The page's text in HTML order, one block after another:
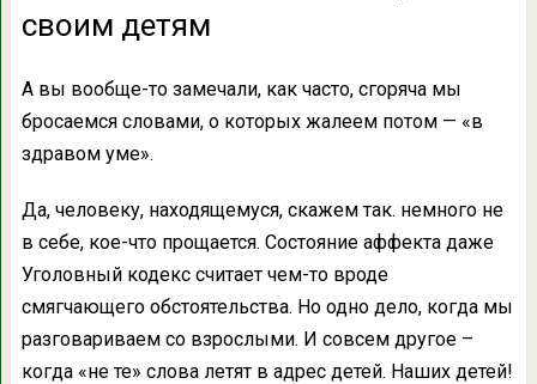
своим детям
А вы вообще-то замечали, как часто, сгоряча мы
бросаемся словами, о которых жалеем потом — «в
здравом уме».
Да, человеку, находящемуся, скажем так. немного не
в себе, кое-что прощается. Состояние аффекта даже
Уголовный кодекс считает чем-то вроде
смягчающего обстоятельства. Но одно дело, когда мы
разговариваем со взрослыми. И совсем другое –
когда «не те» слова летят в адрес детей. Наших детей!